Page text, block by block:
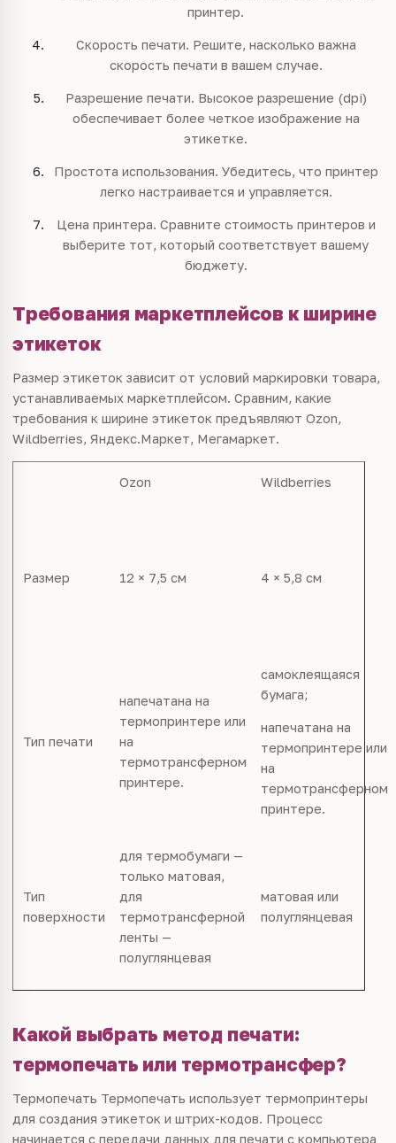
принтер.
Скорость печати. Решите, насколько важна
скорость печати в вашем случае.
Разрешение печати. Высокое разрешение (dpi)
обеспечивает более четкое изображение на
этикетке.
Простота использования. Убедитесь, что принтер
легко настраивается и управляется.
Цена принтера. Сравните стоимость принтеров и
выберите тот, который соответствует вашему
бюджету.
Требования маркетплейсов к ширине
этикеток
Размер этикеток зависит от условий маркировки товара,
устанавливаемых маркетплейсом. Сравним, какие
требования к ширине этикеток предъявляют Ozon,
Wildberries, Яндекс.Маркет, Мегамаркет.
Ozon Wildberries
Размер 12 × 7,5 см 4 × 5,8 см
Тип печати
напечатана на
термопринтере или
на
термотрансферном
принтере.
самоклеящаяся
бумага;
напечатана на
термопринтере или
на
термотрансферном
принтере.
Тип
поверхности
для термобумаги —
только матовая,
для
термотрансферной
ленты —
полуглянцевая
матовая или
полуглянцевая
Какой выбрать метод печати:
термопечать или термотрансфер?
Термопечать Термопечать использует термопринтеры
для создания этикеток и штрих-кодов. Процесс
начинается с передачи данных для печати с компьютера